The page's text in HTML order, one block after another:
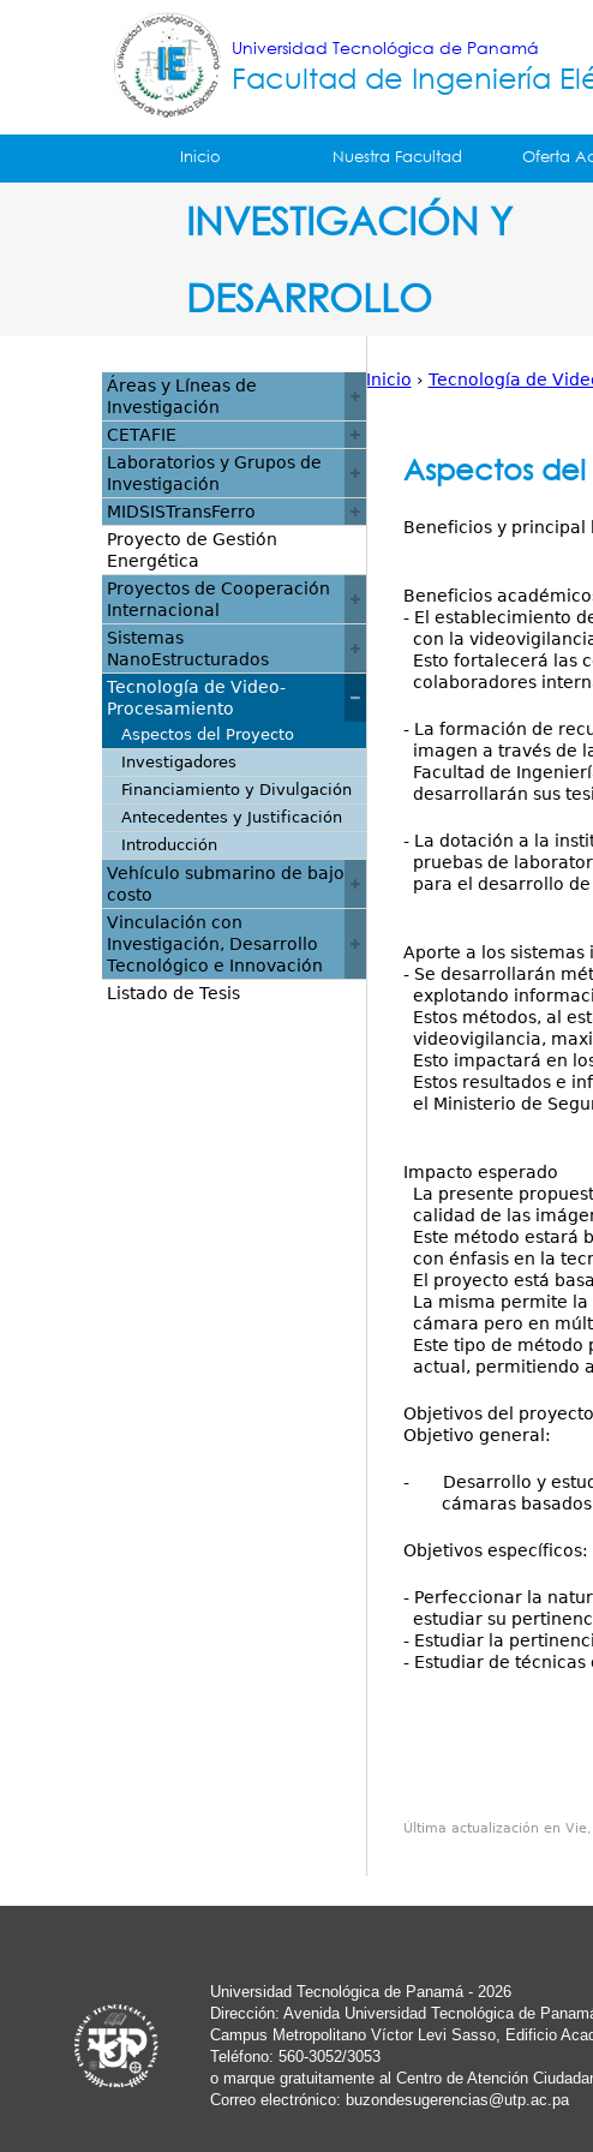
Universidad Tecnológica de Panamá
Facultad de Ingeniería
Tropical
Principal
Inicio Nuestra Facultad Oferta
INVESTIGACIÓN Y
DESARROLLO
está
aquí
Inicio › Tecnología de
Aspectos
Beneficios y principal
Beneficios
- El establecimiento
con la
Esto fortalecerá las
colaboradores
- La formación de
imagen a través de
Facultad de
desarrollarán sus
- La dotación a la
pruebas de
para el desarrollo
Aporte a los
- Se desarrollarán
explotando
Estos métodos, al
videovigilancia,
Esto impactará en
Estos resultados e
el Ministerio de
Impacto esperado
La presente
calidad de las
Este método estará
con énfasis en la
El proyecto está
La misma permite la
cámara pero en
Este tipo de método
actual, permitiendo
Objetivos del proyecto
Objetivo general:
- Desarrollo y
cámaras basados
Objetivos específicos:
- Perfeccionar la
estudiar su
- Estudiar la
- Estudiar de
Última actualización en
Áreas y Líneas de
Investigación
CETAFIE
Laboratorios y Grupos de
Investigación
MIDSISTransFerro
Proyecto de Gestión
Energética
Proyectos de Cooperación
Internacional
Sistemas
NanoEstructurados
Tecnología de Video-
Procesamiento
Aspectos del Proyecto
Investigadores
Financiamiento y Divulgación
Antecedentes y Justificación
Introducción
Vehículo submarino de bajo
costo
Vinculación con
Investigación, Desarrollo
Tecnológico e Innovación
Listado de Tesis
Universidad Tecnológica de Panamá - 2026
Dirección: Avenida Universidad Tecnológica de
Campus Metropolitano Víctor Levi Sasso, Edificio
Teléfono: 560-3052/3053
o marque gratuitamente al Centro de Atención
Correo electrónico: buzondesugerencias@utp.ac.pa